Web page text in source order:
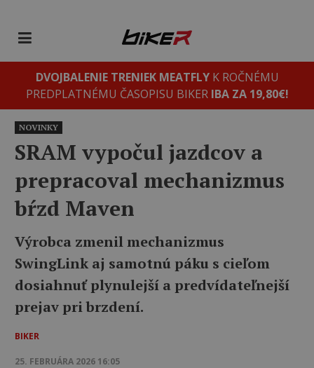
DVOJBALENIE TRENIEK MEATFLYK ROČNÉMU
PREDPLATNÉMU ČASOPISU BIKER IBA ZA 19,80€!
NOVINKY
SRAM vypočul jazdcov a
prepracoval mechanizmus
bŕzd Maven
Výrobca zmenil mechanizmus
SwingLink aj samotnú páku s cieľom
dosiahnuť plynulejší a predvídateľnejší
prejav pri brzdení.
BIKER
25. FEBRUÁRA 2026 16:05